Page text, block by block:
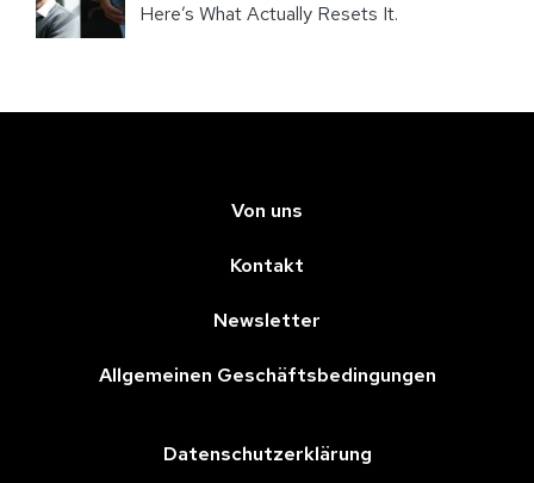
Here’s What Actually Resets It.
Von uns
Kontakt
Newsletter
Allgemeinen Geschäftsbedingungen
Datenschutzerklärung